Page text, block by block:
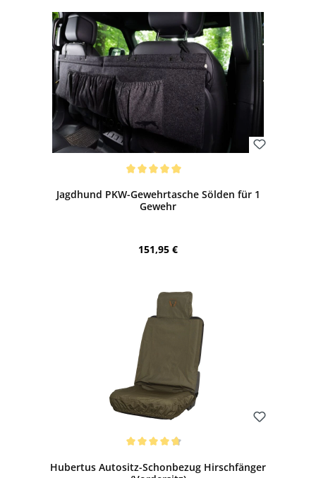
Jagdhund PKW-Gewehrtasche Sölden für 1
Gewehr
Regulärer Preis:
151,95 €
Hubertus Autositz-Schonbezug Hirschfänger